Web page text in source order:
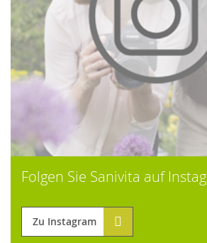
Folgen Sie Sanivita auf
Zu Instagram